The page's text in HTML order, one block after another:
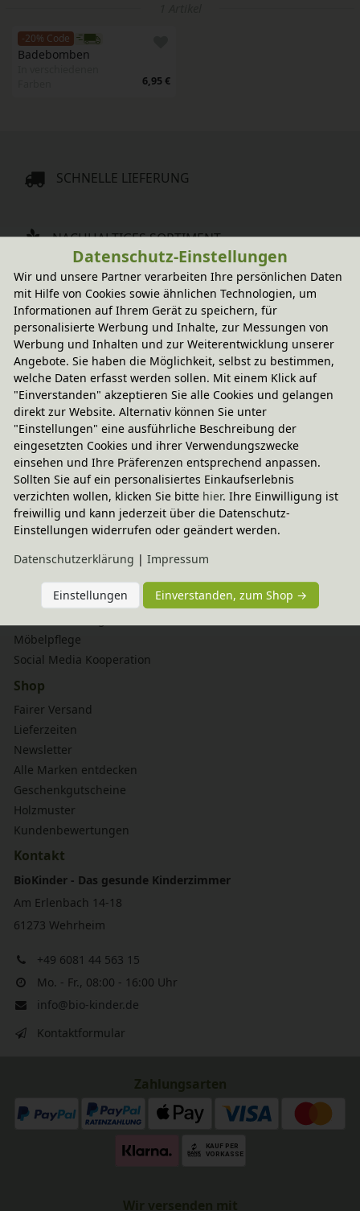
-20% Code
Badebomben
6,95 €
SCHNELLE LIEFERUNG
NACHHALTIGES SORTIMENT
LANGLEBIG & MITWACHSEND
SICHERE ZAHLUNG & ABWICKLUNG
Über BioKinder
Philosophie
BioKinder forstet auf
Bio-Erlenholz
Bio-Kiefernholz
Vom Baum zum Möbel
Natürliche Rohstoffe
Aufbauservice
Möbelpflege
Social Media Kooperation
Shop
Fairer Versand
Lieferzeiten
Newsletter
Alle Marken entdecken
Geschenkgutscheine
Holzmuster
Kundenbewertungen
Kontakt
BioKinder - Das gesunde Kinderzimmer
Am Erlenbach 14-18
61273 Wehrheim
+49 6081 44 563 15
Mo. - Fr., 08:00 - 16:00 Uhr
info@bio-kinder.de
Kontaktformular
Zahlungsarten
Wir versenden mit
Datenschutz-Einstellungen
Wir und unsere Partner verarbeiten Ihre persönlichen Daten
mit Hilfe von Cookies sowie ähnlichen Technologien, um
Informationen auf Ihrem Gerät zu speichern, für
personalisierte Werbung und Inhalte, zur Messungen von
Werbung und Inhalten und zur Weiterentwicklung unserer
Angebote. Sie haben die Möglichkeit, selbst zu bestimmen,
welche Daten erfasst werden sollen. Mit einem Klick auf
"Einverstanden" akzeptieren Sie alle Cookies und gelangen
direkt zur Website. Alternativ können Sie unter
"Einstellungen" eine ausführliche Beschreibung der
eingesetzten Cookies und ihrer Verwendungszwecke
einsehen und Ihre Präferenzen entsprechend anpassen.
Sollten Sie auf ein personalisiertes Einkaufserlebnis
verzichten wollen, klicken Sie bitte hier. Ihre Einwilligung ist
freiwillig und kann jederzeit über die Datenschutz-
Einstellungen widerrufen oder geändert werden.
Daten­schutz­erklärung | Impressum
Einstellungen Einverstanden, zum Shop →